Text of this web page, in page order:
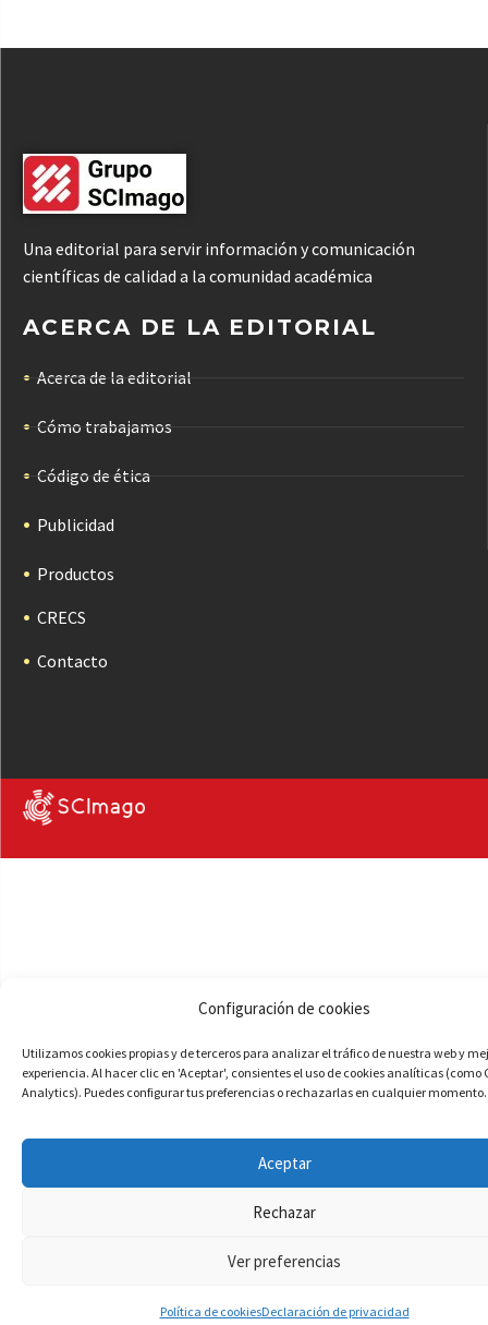
Configuración de cookies
Utilizamos cookies propias y de terceros para analizar el tráfico de nuestra web y
experiencia. Al hacer clic en 'Aceptar', consientes el uso de cookies analíticas (como
Analytics). Puedes configurar tus preferencias o rechazarlas en cualquier momento.
Aceptar
Rechazar
Ver preferencias
Política de cookies
Una editorial para servir información y comunicación
científicas de calidad a la comunidad académica
ACERCA DE LA EDITORIAL
Acerca de la editorial
Cómo trabajamos
Código de ética
Publicidad
Productos
CRECS
Contacto